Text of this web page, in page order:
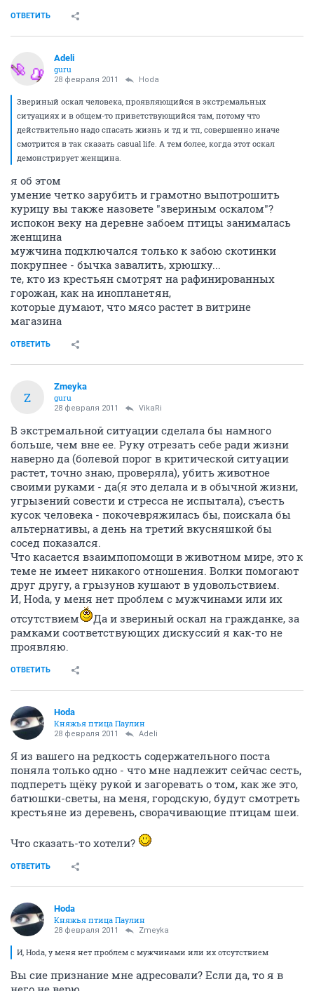
ОТВЕТИТЬ
Adeli
guru
28 февраля 2011 Hoda
Звериный оскал человека, проявляющийся в экстремальных
ситуациях и в общем-то приветствующийся там, потому что
действительно надо спасать жизнь и тд и тп, совершенно иначе
смотрится в так сказать casual life. А тем более, когда этот оскал
демонстрирует женщина.
я об этом
умение четко зарубить и грамотно выпотрошить
курицу вы также назовете "звериным оскалом"?
испокон веку на деревне забоем птицы занималась
женщина
мужчина подключался только к забою скотинки
покрупнее - бычка завалить, хрюшку...
те, кто из крестьян смотрят на рафинированных
горожан, как на инопланетян,
которые думают, что мясо растет в витрине
магазина
ОТВЕТИТЬ
Z
Zmeyka
guru
28 февраля 2011 VikaRi
В экстремальной ситуации сделала бы намного
больше, чем вне ее. Руку отрезать себе ради жизни
наверно да (болевой порог в критической ситуации
растет, точно знаю, проверяла), убить животное
своими руками - да(я это делала и в обычной жизни,
угрызений совести и стресса не испытала), съесть
кусок человека - покочевряжилась бы, поискала бы
альтернативы, а день на третий вкусняшкой бы
сосед показался.
Что касается взаимпопомощи в животном мире, это к
теме не имеет никакого отношения. Волки помогают
друг другу, а грызунов кушают в удовольствием.
И, Hoda, у меня нет проблем с мужчинами или их
отсутствием
Да и звериный оскал на гражданке, за
рамками соответствующих дискуссий я как-то не
проявляю.
ОТВЕТИТЬ
Hoda
Княжья птица Паулин
28 февраля 2011 Adeli
Я из вашего на редкость содержательного поста
поняла только одно - что мне надлежит сейчас сесть,
подпереть щёку рукой и загоревать о том, как же это,
батюшки-светы, на меня, городскую, будут смотреть
крестьяне из деревень, сворачивающие птицам шеи.
Что сказать-то хотели?
ОТВЕТИТЬ
Hoda
Княжья птица Паулин
28 февраля 2011 Zmeyka
И, Hoda, у меня нет проблем с мужчинами или их отсутствием
Вы сие признание мне адресовали? Если да, то я в